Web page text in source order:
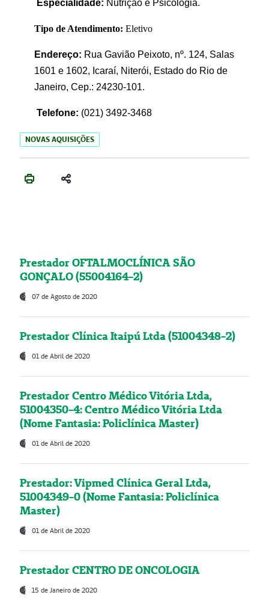
Especialidade: Nutrição e Psicologia.
Tipo de Atendimento: Eletivo
Endereço: Rua Gavião Peixoto, nº. 124, Salas
1601 e 1602, Icaraí, Niterói, Estado do Rio de
Janeiro, Cep.: 24230-101.
Telefone: (021) 3492-3468
NOVAS AQUISIÇÕES
Prestador OFTALMOCLÍNICA SÃO
GONÇALO (55004164-2)
07 de Agosto de 2020
Prestador Clínica Itaipú Ltda (51004348-2)
01 de Abril de 2020
Prestador Centro Médico Vitória Ltda,
51004350-4: Centro Médico Vitória Ltda
(Nome Fantasia: Policlínica Master)
01 de Abril de 2020
Prestador: Vipmed Clínica Geral Ltda,
51004349-0 (Nome Fantasia: Policlínica
Master)
01 de Abril de 2020
Prestador CENTRO DE ONCOLOGIA
15 de Janeiro de 2020